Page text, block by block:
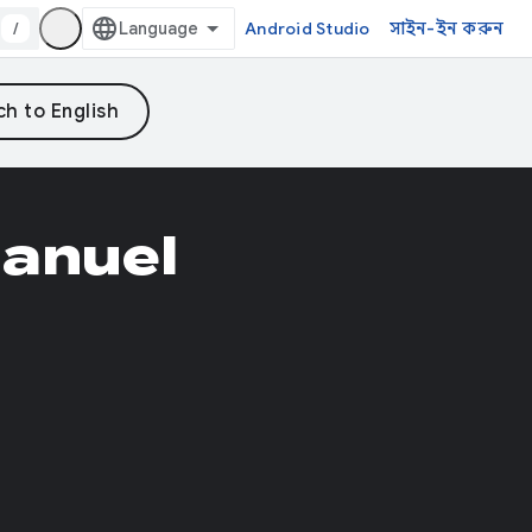
/ Android Studio সাইন-ইন করুন